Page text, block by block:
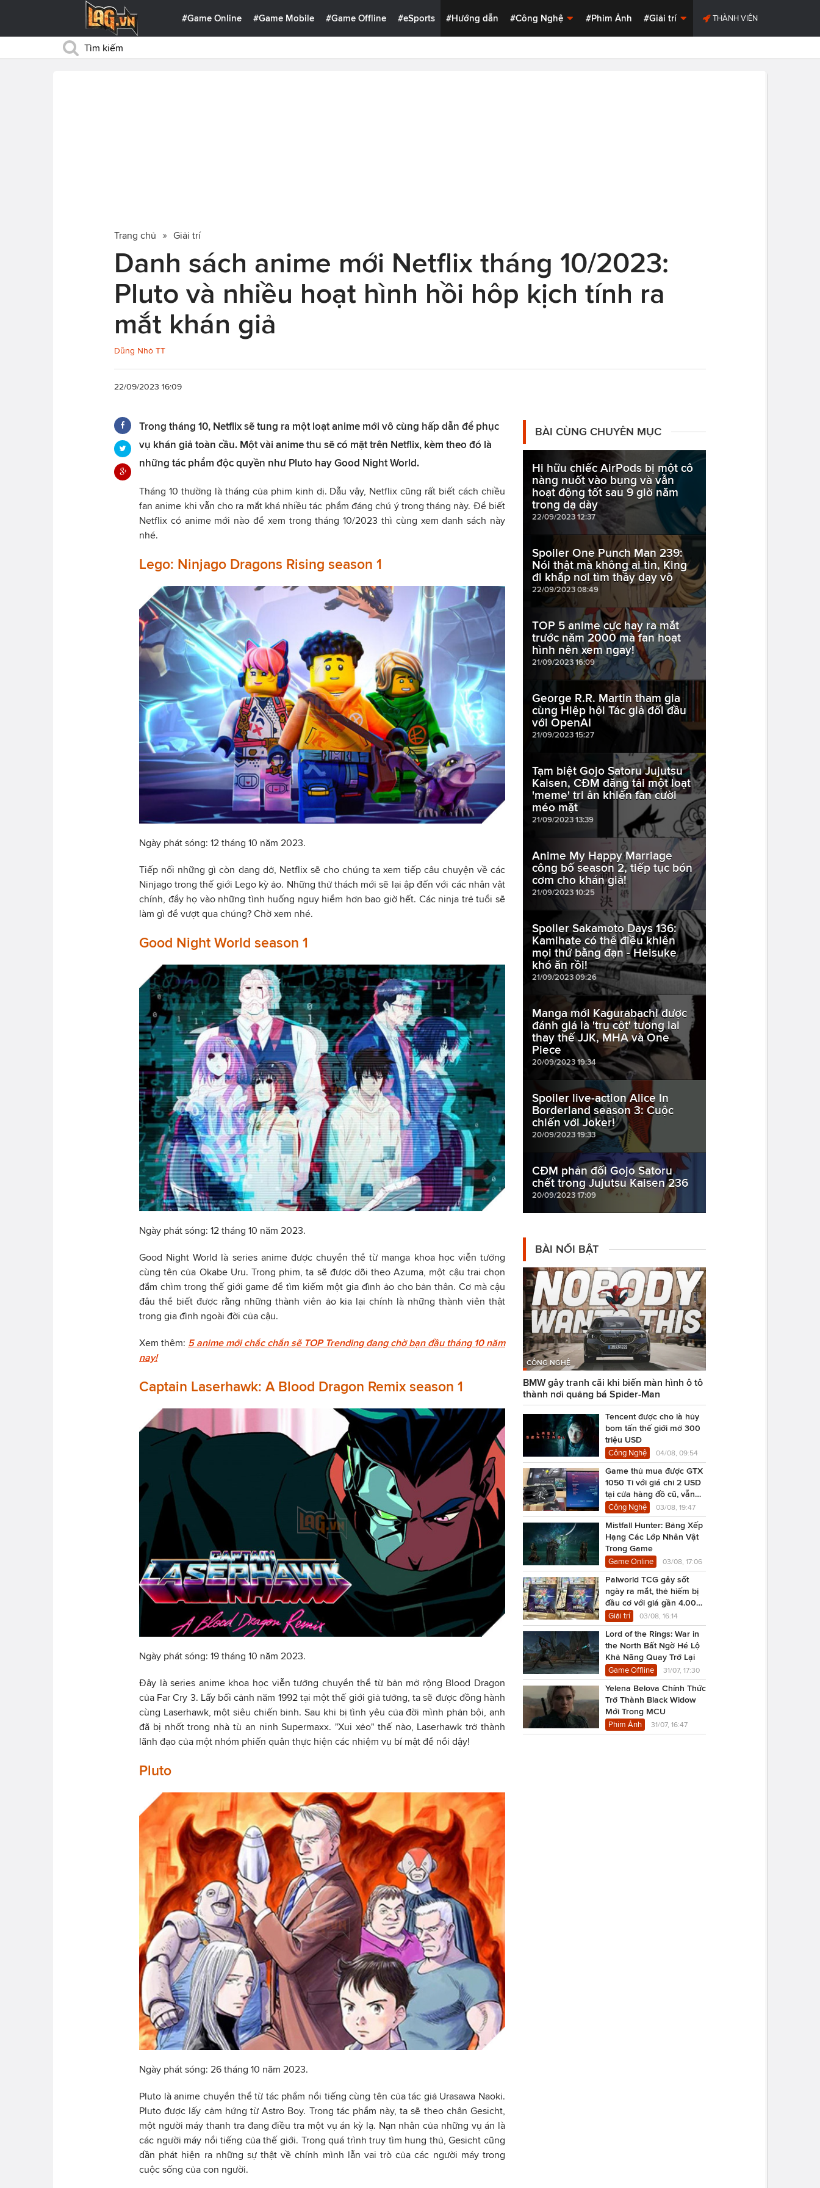
#Game Online #Game Mobile #Game Offline #eSports #Hướng dẫn #Công Nghệ #Phim Ảnh #Giải trí THÀNH VIÊN
Trang chủ Giải trí
Danh sách anime mới Netflix tháng 10/2023:
Pluto và nhiều hoạt hình hồi hôp kịch tính ra
mắt khán giả
Dũng Nhỏ TT
22/09/2023 16:09
Trong tháng 10, Netflix sẽ tung ra một loạt anime mới vô cùng hấp dẫn để phục
vụ khán giả toàn cầu. Một vài anime thu sẽ có mặt trên Netflix, kèm theo đó là
những tác phẩm độc quyền như Pluto hay Good Night World.
Tháng 10 thường là tháng của phim kinh dị. Dẫu vậy, Netflix cũng rất biết cách chiều
fan anime khi vẫn cho ra mắt khá nhiều tác phẩm đáng chú ý trong tháng này. Để biết
Netflix có anime mới nào để xem trong tháng 10/2023 thì cùng xem danh sách này
nhé.
Lego: Ninjago Dragons Rising season 1
Ngày phát sóng: 12 tháng 10 năm 2023.
Tiếp nối những gì còn dang dở, Netflix sẽ cho chúng ta xem tiếp câu chuyện về các
Ninjago trong thế giới Lego kỳ ảo. Những thử thách mới sẽ lại ập đến với các nhân vật
chính, đẩy họ vào những tình huống nguy hiểm hơn bao giờ hết. Các ninja trẻ tuổi sẽ
làm gì để vượt qua chúng? Chờ xem nhé.
Good Night World season 1
Ngày phát sóng: 12 tháng 10 năm 2023.
Good Night World là series anime được chuyển thể từ manga khoa học viễn tưởng
cùng tên của Okabe Uru. Trong phim, ta sẽ được dõi theo Azuma, một cậu trai chọn
đắm chìm trong thế giới game để tìm kiếm một gia đình ảo cho bản thân. Cơ mà cậu
đâu thể biết được rằng những thành viên ảo kia lại chính là những thành viên thật
trong gia đình ngoài đời của cậu.
Xem thêm: 5 anime mới chắc chắn sẽ TOP Trending đang chờ bạn đầu tháng 10 năm
nay!
Captain Laserhawk: A Blood Dragon Remix season 1
Ngày phát sóng: 19 tháng 10 năm 2023.
Đây là series anime khoa học viễn tưởng chuyển thể từ bản mở rộng Blood Dragon
của Far Cry 3. Lấy bối cảnh năm 1992 tại một thế giới giả tưởng, ta sẽ được đồng hành
cùng Laserhawk, một siêu chiến binh. Sau khi bị tình yêu của đời mình phản bội, anh
đã bị nhốt trong nhà tù an ninh Supermaxx. "Xui xẻo" thế nào, Laserhawk trở thành
lãnh đạo của một nhóm phiến quân thực hiện các nhiệm vụ bí mật để nổi dậy!
Pluto
Ngày phát sóng: 26 tháng 10 năm 2023.
Pluto là anime chuyển thể từ tác phẩm nổi tiếng cùng tên của tác giả Urasawa Naoki.
Pluto được lấy cảm hứng từ Astro Boy. Trong tác phẩm này, ta sẽ theo chân Gesicht,
một người máy thanh tra đang điều tra một vụ án kỳ lạ. Nạn nhân của những vụ án là
các người máy nổi tiếng của thế giới. Trong quá trình truy tìm hung thủ, Gesicht cũng
dần phát hiện ra những sự thật về chính mình lẫn vai trò của các người máy trong
cuộc sống của con người.
BÀI CÙNG CHUYÊN MỤC
Hi hữu chiếc AirPods bị một cô
nàng nuốt vào bụng và vẫn
hoạt động tốt sau 9 giờ năm
trong dạ dày
22/09/2023 12:37
Spoiler One Punch Man 239:
Nói thật mà không ai tin, King
đi khắp nơi tìm thầy dạy võ
22/09/2023 08:49
TOP 5 anime cực hay ra mắt
trước năm 2000 mà fan hoạt
hình nên xem ngay!
21/09/2023 16:09
George R.R. Martin tham gia
cùng Hiệp hội Tác giả đối đầu
với OpenAI
21/09/2023 15:27
Tạm biệt Gojo Satoru Jujutsu
Kaisen, CĐM đăng tải một loạt
'meme' tri ân khiến fan cười
méo mặt
21/09/2023 13:39
Anime My Happy Marriage
công bố season 2, tiếp tục bón
cơm cho khán giả!
21/09/2023 10:25
Spoiler Sakamoto Days 136:
Kamihate có thể điều khiển
mọi thứ bằng đạn - Heisuke
khó ăn rồi!
21/09/2023 09:26
Manga mới Kagurabachi được
đánh giá là 'trụ cột' tương lai
thay thế JJK, MHA và One
Piece
20/09/2023 19:34
Spoiler live-action Alice In
Borderland season 3: Cuộc
chiến với Joker!
20/09/2023 19:33
CĐM phản đối Gojo Satoru
chết trong Jujutsu Kaisen 236
20/09/2023 17:09
BÀI NỔI BẬT
CÔNG NGHỆ
BMW gây tranh cãi khi biến màn hình ô tô
thành nơi quảng bá Spider-Man
Tencent được cho là hủy
bom tấn thế giới mở 300
triệu USD
Công Nghệ 04/08, 09:54
Game thủ mua được GTX
1050 Ti với giá chỉ 2 USD
tại cửa hàng đồ cũ, vẫn
chạy Cyberpunk 2077
Công Nghệ 03/08, 19:47
Mistfall Hunter: Bảng Xếp
Hạng Các Lớp Nhân Vật
Trong Game
Game Online 03/08, 17:06
Palworld TCG gây sốt
ngày ra mắt, thẻ hiếm bị
đầu cơ với giá gần 4.000
USD
Giải trí 03/08, 16:14
Lord of the Rings: War in
the North Bất Ngờ Hé Lộ
Khả Năng Quay Trở Lại
Game Offline 31/07, 17:30
Yelena Belova Chính Thức
Trở Thành Black Widow
Mới Trong MCU
Phim Ảnh 31/07, 16:47